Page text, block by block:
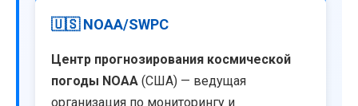
🇺🇸 NOAA/SWPC
Центр прогнозирования космической
погоды NOAA (США) — ведущая
организация по мониторингу и